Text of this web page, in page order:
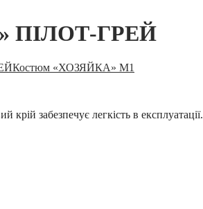
ПІЛОТ-ГРЕЙ
Костюм «ХОЗЯЙКА» М1
забезпечує легкість в експлуатації.